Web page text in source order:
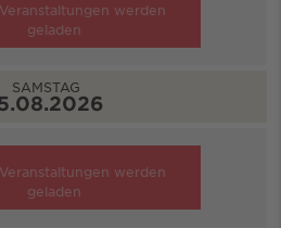
Veranstaltungen werden
geladen
SAMSTAG
Veranstaltungen werden
geladen